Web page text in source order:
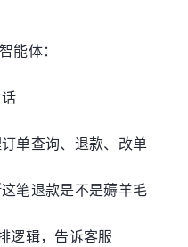
能体：
单查询、退款、改单
笔退款是不是薅羊毛
逻辑，告诉客服